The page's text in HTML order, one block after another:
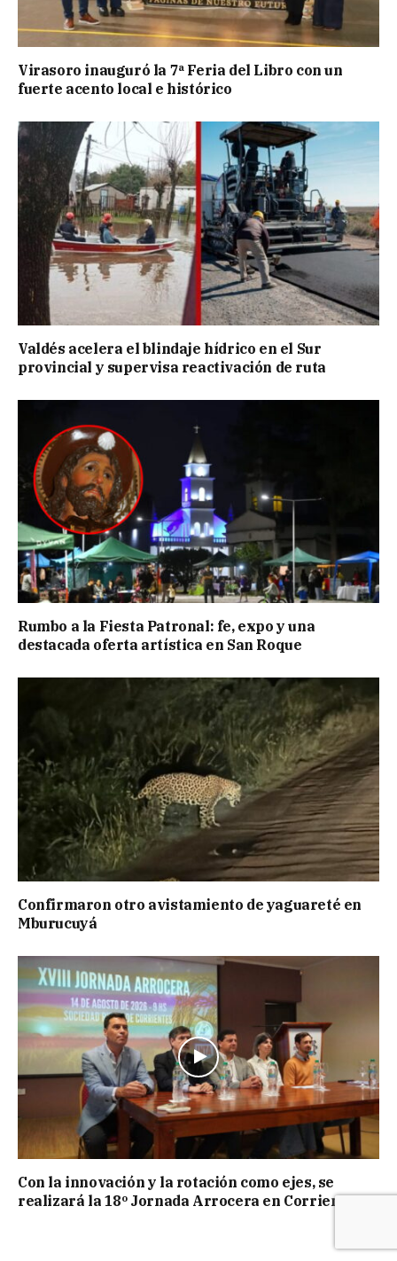
Virasoro inauguró la 7ª Feria del Libro con un
fuerte acento local e histórico
Valdés acelera el blindaje hídrico en el Sur
provincial y supervisa reactivación de ruta
Rumbo a la Fiesta Patronal: fe, expo y una
destacada oferta artística en San Roque
Confirmaron otro avistamiento de yaguareté en
Mburucuyá
Con la innovación y la rotación como ejes, se
realizará la 18º Jornada Arrocera en Corrientes